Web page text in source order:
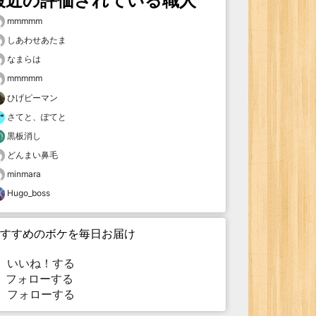
mmmmm
しあわせあたま
なまらは
mmmmm
ひげピーマン
さてと、ぽてと
黒板消し
どんまい鼻毛
minmara
Hugo_boss
すめのボケを毎日お届け
いいね！する
ォローする
フォローする